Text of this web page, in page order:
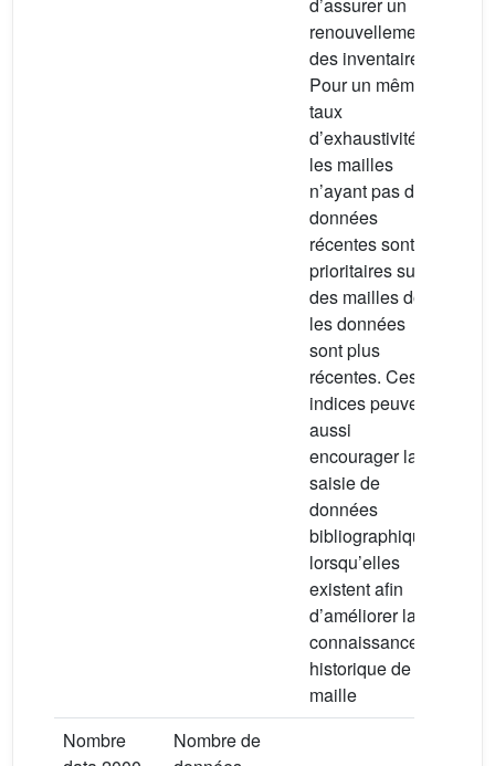
renouvellement
des inventaires.
Pour un même
taux
d’exhaustivité,
les mailles
n’ayant pas de
données
récentes sont
prioritaires sur
des mailles dont
les données
sont plus
récentes. Ces
indices peuvent
aussi
encourager la
saisie de
données
bibliographiques
lorsqu’elles
existent afin
d’améliorer la
connaissance
historique de la
maille
Nombre
Nombre de